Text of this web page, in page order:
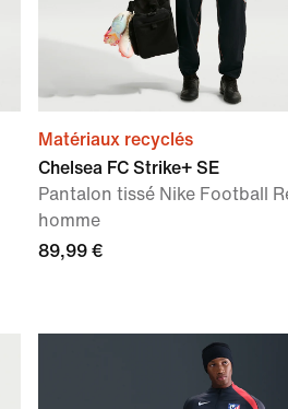
Matériaux recyclés
Chelsea FC Strike+ SE
Pantalon tissé Nike Football
homme
89,99 €